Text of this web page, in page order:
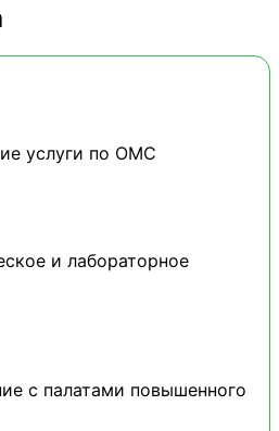
услуги по ОМС
и лабораторное
с палатами повышенного